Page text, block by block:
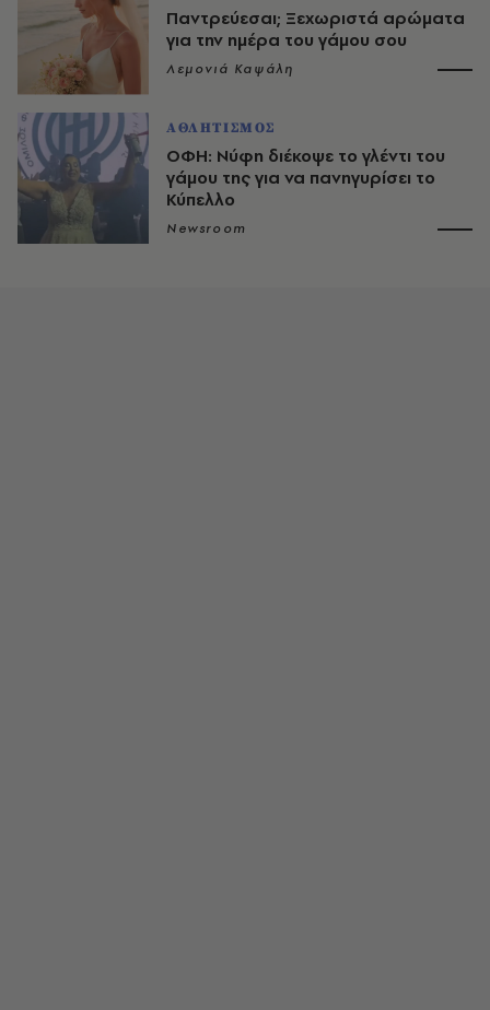
Παντρεύεσαι; Ξεχωριστά αρώματα
για την ημέρα του γάμου σου
Λεμονιά Καψάλη
ΑΘΛΗΤΙΣΜΟΣ
ΟΦΗ: Νύφη διέκοψε το γλέντι του
γάμου της για να πανηγυρίσει το
Κύπελλο
Newsroom